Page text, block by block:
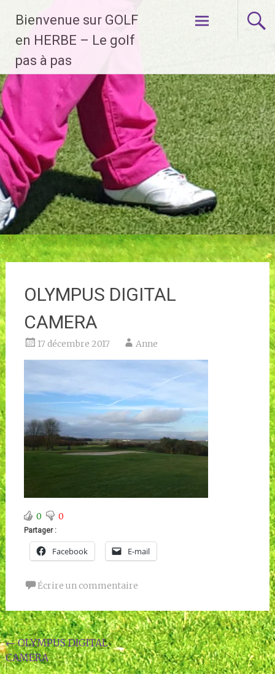
contenu
Bienvenue sur GOLF
en HERBE – Le golf
pas à pas
OLYMPUS DIGITAL
CAMERA
17 décembre 2017 Anne
0 0
Partager :
Facebook E-mail
Écrire un commentaire
Navigation
de
←OLYMPUS DIGITAL
CAMERA